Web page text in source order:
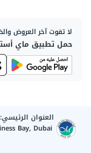
لا تفوت آخر العروض
حمل تطبيق ماي
العنوان الرئيسي:
Bay, Dubai